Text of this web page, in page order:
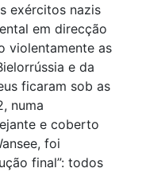
exércitos nazis
em direcção
violentamente as
e da
ficaram sob as
numa
e coberto
foi
final”: todos